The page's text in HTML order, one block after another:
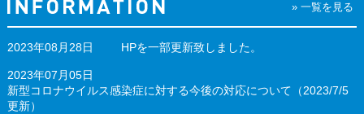
» 一覧を見る
2023年08月28日 HPを一部更新致しました。
2023年07月05日
新型コロナウイルス感染症に対する今後の対応について（2023/7/5
更新）